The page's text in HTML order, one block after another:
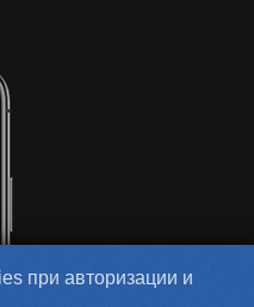
при авторизации и